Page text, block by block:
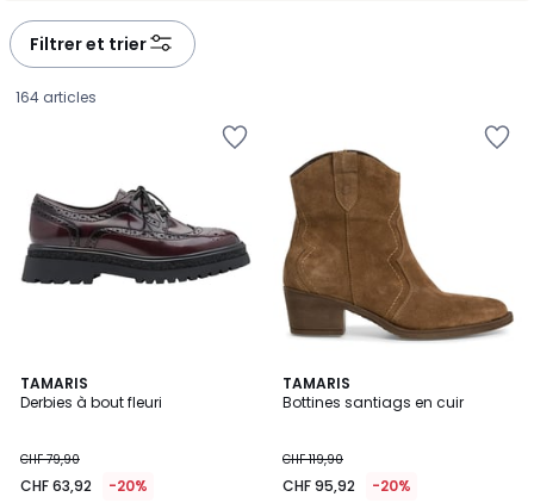
Filtrer et trier
164 articles
TAMARIS
Derbies à bout fleuri
63,92
au
CHF 79,90
CHF 63,92 -20%
TAMARIS
Bottines santiags en cuir
CHF 119,90
CHF 95,92 -20%
4,7
/ 5
3
Couleurs